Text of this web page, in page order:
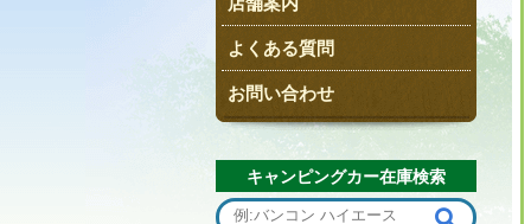
よくある質問
お問い合わせ
キャンピングカー在庫検索